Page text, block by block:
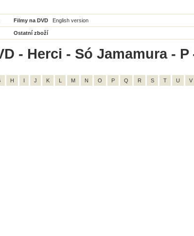
Filmy na DVD English version
Ostatní zboží
- Herci - Só Jamamura - P
H I J K L M N O P Q R S T U V